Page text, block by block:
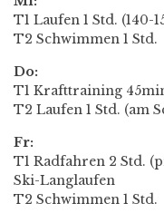
T1 Laufen 1 Std. (140-
T2 Schwimmen 1 Std.
Do:
T1 Krafttraining
T2 Laufen 1 Std. (am
Fr:
T1 Radfahren 2 Std.
Ski-Langlaufen
T2 Schwimmen 1 Std.